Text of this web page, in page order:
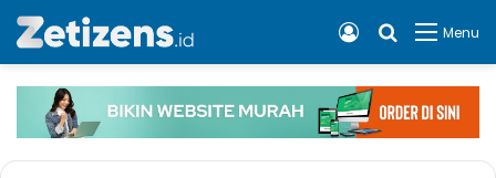
Menu
Cari apa,
Log In